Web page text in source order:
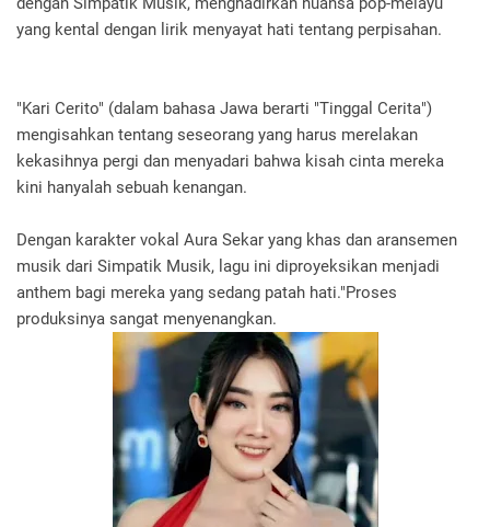
yang kental dengan lirik menyayat hati tentang perpisahan.
"Kari Cerito" (dalam bahasa Jawa berarti "Tinggal Cerita")
mengisahkan tentang seseorang yang harus merelakan
kekasihnya pergi dan menyadari bahwa kisah cinta mereka
kini hanyalah sebuah kenangan.
Dengan karakter vokal Aura Sekar yang khas dan aransemen
musik dari Simpatik Musik, lagu ini diproyeksikan menjadi
anthem bagi mereka yang sedang patah hati."Proses
produksinya sangat menyenangkan.